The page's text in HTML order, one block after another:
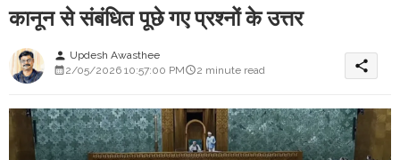
कानून से संबंधित पूछे गए प्रश्नों के उत्तर
person Updesh Awasthee
2/05/2026 10:57:00 PM
2 minute read share